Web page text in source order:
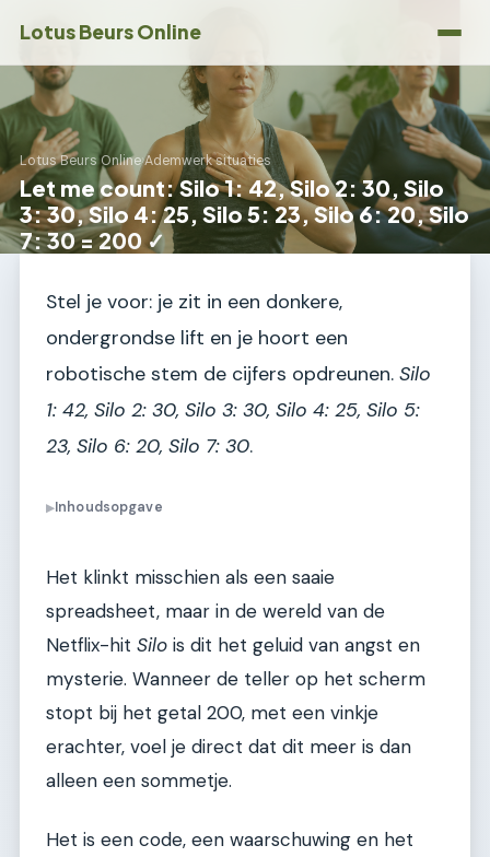
Lotus Beurs Online
Lotus Beurs Online›Ademwerk situaties
Let me count: Silo 1: 42, Silo 2: 30, Silo
3: 30, Silo 4: 25, Silo 5: 23, Silo 6: 20, Silo
7: 30 = 200 ✓
Stel je voor: je zit in een donkere,
ondergrondse lift en je hoort een
robotische stem de cijfers opdreunen. Silo
1: 42, Silo 2: 30, Silo 3: 30, Silo 4: 25, Silo 5:
23, Silo 6: 20, Silo 7: 30.
▶Inhoudsopgave
Het klinkt misschien als een saaie
spreadsheet, maar in de wereld van de
Netflix-hit Silo is dit het geluid van angst en
mysterie. Wanneer de teller op het scherm
stopt bij het getal 200, met een vinkje
erachter, voel je direct dat dit meer is dan
alleen een sommetje.
Het is een code, een waarschuwing en het